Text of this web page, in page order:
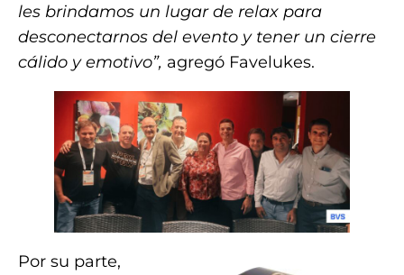
les brindamos un lugar de relax para
desconectarnos del evento y tener un cierre
cálido y emotivo”, agregó Favelukes.
Por su parte,